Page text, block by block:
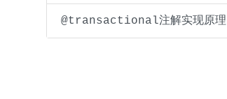
@transactional注解实现原理